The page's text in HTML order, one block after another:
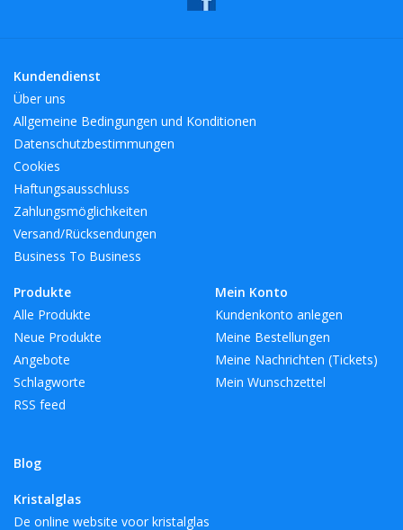
Kundendienst
Über uns
Allgemeine Bedingungen und Konditionen
Datenschutzbestimmungen
Cookies
Haftungsausschluss
Zahlungsmöglichkeiten
Versand/Rücksendungen
Business To Business
Produkte
Alle Produkte
Neue Produkte
Angebote
Schlagworte
RSS feed
Blog
Mein Konto
Kundenkonto anlegen
Meine Bestellungen
Meine Nachrichten (Tickets)
Mein Wunschzettel
Kristalglas
De online website voor kristalglas